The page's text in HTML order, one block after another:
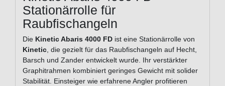
Stationärrolle für
Raubfischangeln
Die Kinetic Abaris 4000 FD ist eine Stationärrolle von
Kinetic, die gezielt für das Raubfischangeln auf Hecht,
Barsch und Zander entwickelt wurde. Ihr verstärkter
Graphitrahmen kombiniert geringes Gewicht mit solider
Stabilität. Einsteiger wie erfahrene Angler profitieren